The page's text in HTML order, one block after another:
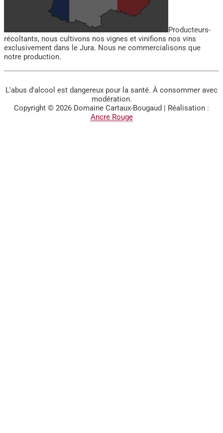
Producteurs-
récoltants, nous cultivons nos vignes et vinifions nos vins
exclusivement dans le Jura. Nous ne commercialisons que
notre production.
L'abus d'alcool est dangereux pour la santé. À consommer avec
modération.
Copyright © 2026 Domaine Cartaux-Bougaud | Réalisation :
Ancre Rouge